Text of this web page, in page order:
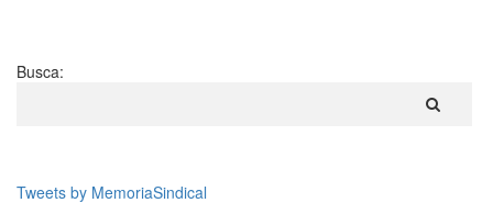
Busca:
Tweets by MemoriaSindical